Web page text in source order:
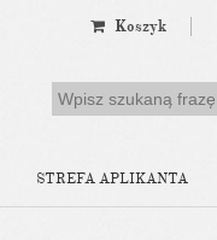
Koszyk
STREFA APLIKANTA